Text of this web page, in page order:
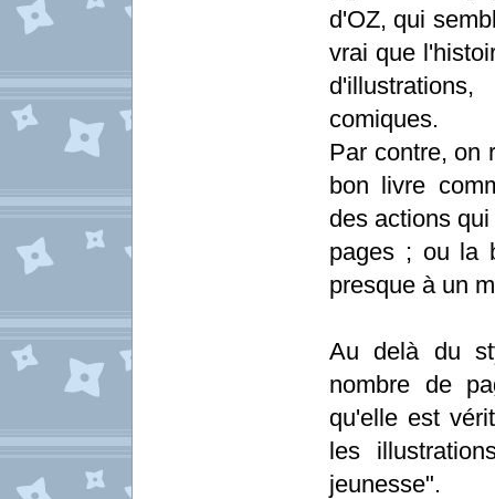
d'OZ, qui
vrai que
comiques.
Par contre, on
bon livre
des actions
pages ; ou la
presque à un
Au delà du
nombre de
qu'elle est
les
jeunesse".